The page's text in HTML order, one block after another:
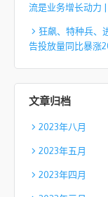
流是业务增长动力
狂飙、特种兵、
告投放量同比暴涨
文章归档
2023年八月
2023年五月
2023年四月